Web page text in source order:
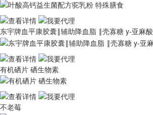
东宇牌血平康胶囊‖辅助降血脂 ‖壳寡糖 y-亚麻酸
有机硒片 硒生物素
不老莓